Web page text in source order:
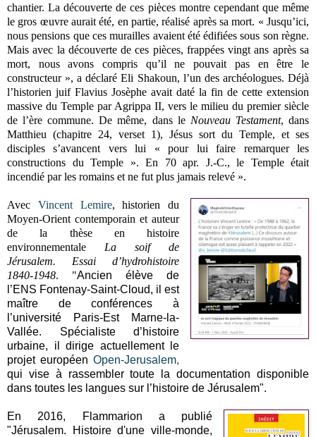
chantier. La découverte de ces pièces montre cependant que même
le gros œuvre aurait été, en partie, réalisé après sa mort. « Jusqu’ici,
nous pensions que ces murailles avaient été édifiées sous son règne.
Mais avec la découverte de ces pièces, frappées vingt ans après sa
mort, nous avons compris qu’il ne pouvait pas en être le
constructeur », a déclaré Eli Shakoun, l’un des archéologues. Déjà
l’historien juif Flavius Josèphe avait daté la fin de cette extension
massive du Temple par Agrippa II, vers le milieu du premier siècle
de l’ère commune. De même, dans le Nouveau Testament, dans
Matthieu (chapitre 24, verset 1), Jésus sort du Temple, et ses
disciples s’avancent vers lui « pour lui faire remarquer les
constructions du Temple ». En 70 apr. J.-C., le Temple était
incendié par les romains et ne fut plus jamais relevé ».
Avec Vincent Lemire, historien du
Moyen-Orient contemporain et auteur
de la thèse en histoire
environnementale La soif de
Jérusalem. Essai d’hydrohistoire
1840-1948. "Ancien élève de
l’ENS Fontenay-Saint-Cloud, il est
maître de conférences à
l’université Paris-Est Marne-la-
Vallée. Spécialiste d’histoire
urbaine, il dirige actuellement le
projet européenOpen-Jerusalem,
qui vise à rassembler toute la documentation disponible
dans toutes les langues sur l’histoire de Jérusalem".
En 2016, Flammarion a publié
"Jérusalem. Histoire d'une ville-monde,